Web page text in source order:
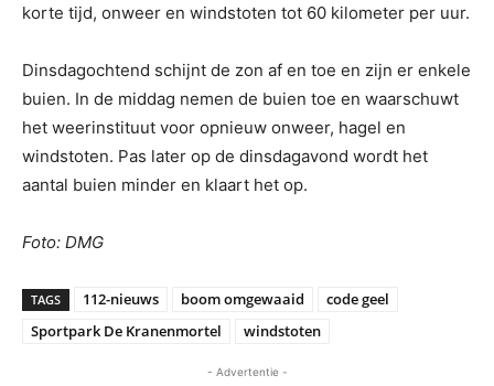
korte tijd, onweer en windstoten tot 60 kilometer per uur.
Dinsdagochtend schijnt de zon af en toe en zijn er enkele
buien. In de middag nemen de buien toe en waarschuwt
het weerinstituut voor opnieuw onweer, hagel en
windstoten. Pas later op de dinsdagavond wordt het
aantal buien minder en klaart het op.
Foto: DMG
TAGS 112-nieuws boom omgewaaid
code geel
Sportpark De Kranenmortel
windstoten
- Advertentie -